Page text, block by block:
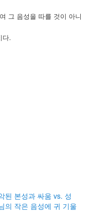
그 음성을 따를 것이 아니
다.
된 본성과 싸움 vs. 성
의 작은 음성에 귀 기울